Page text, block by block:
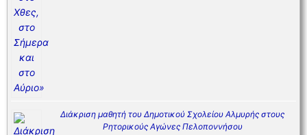
Διάκριση μαθητή του Δημοτικού Σχολείου Αλμυρής στους
Ρητορικούς Αγώνες Πελοποννήσου